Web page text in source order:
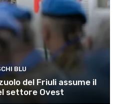
BLU
del Friuli assume il
settore Ovest